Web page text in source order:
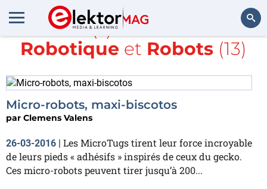
Rechercher
Article(s) avec la balise
Robotique et Robots (13)
Micro-robots, maxi-biscotos
par Clemens Valens
26-03-2016 | Les MicroTugs tirent leur force incroyable
de leurs pieds « adhésifs » inspirés de ceux du gecko.
Ces micro-robots peuvent tirer jusqu’à 200...